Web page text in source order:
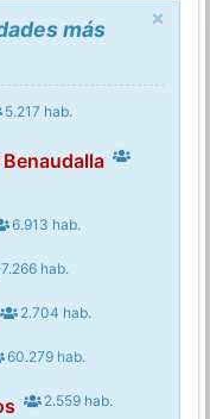
×
más
5.217 hab.
6.913 hab.
hab.
2.704 hab.
60.279 hab.
2.559 hab.